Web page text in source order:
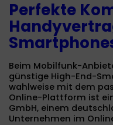
Perfekte
Beim Mobilfunk-
günstige High-End-
wahlweise mit dem
Online-Plattform ist
GmbH, einem
Unternehmen im